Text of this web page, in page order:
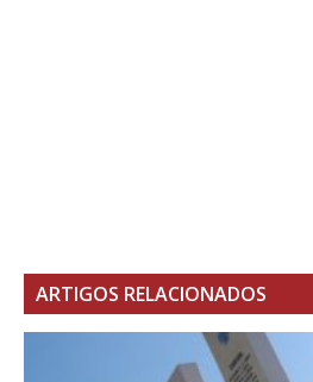
ARTIGOS RELACIONADOS